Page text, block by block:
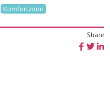
Komfortzone
Share